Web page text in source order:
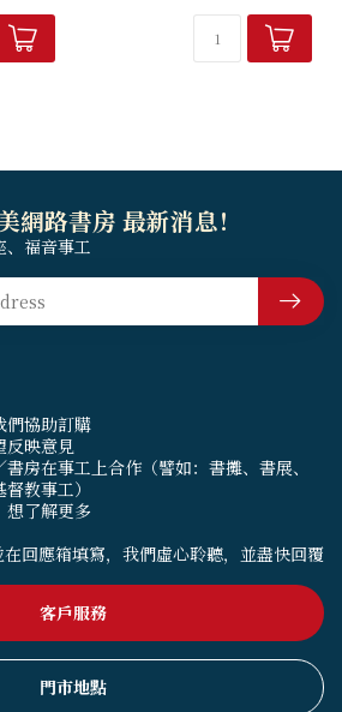
并在教
励他
祂的話語，實在令人驚訝。原
們協助訂購
反映意見
房在事工上合作（譬如：書攤、書展、
教事工）
想了解更多
回應箱填寫，我們虛心聆聽，並盡快回覆
客戶服務
門市地點
網路書房 最新消息！
、福音事工